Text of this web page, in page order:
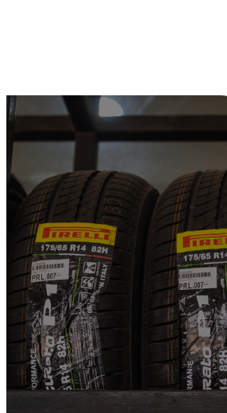
Produk Terkait